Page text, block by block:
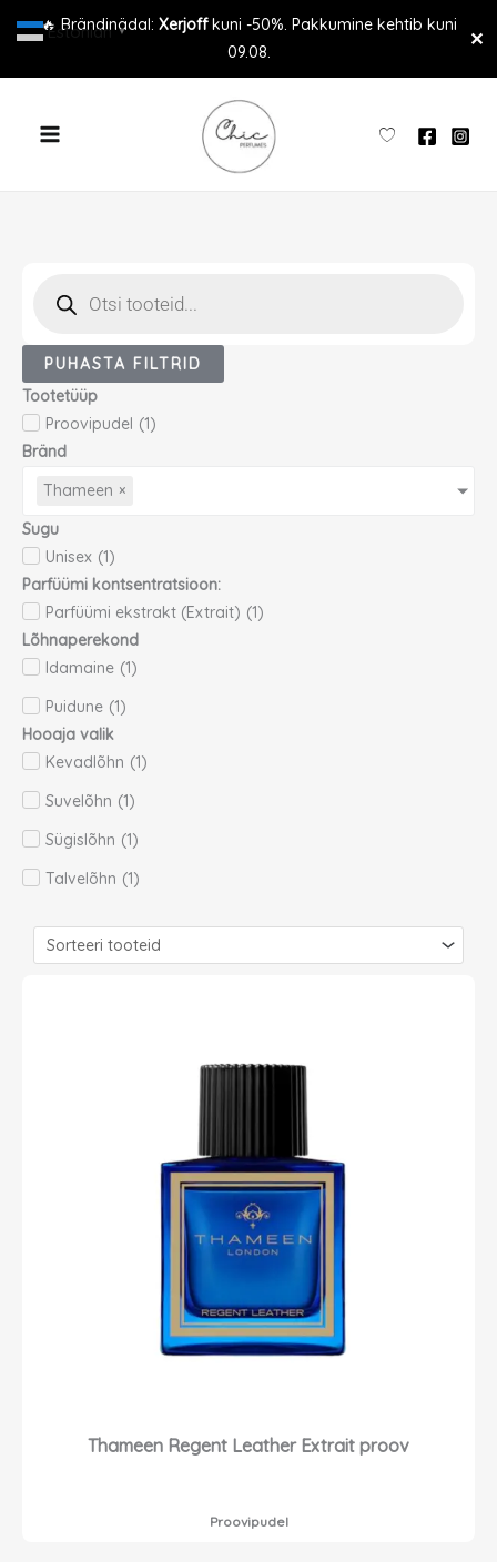
🔥 Brändinädal: Xerjoffkuni -50%. Pakkumine kehtib kuni
09.08.
✕
PUHASTA FILTRID
Tootetüüp
Proovipudel (1)
Bränd
Thameen ×
Sugu
Unisex (1)
Parfüümi kontsentratsioon:
Parfüümi ekstrakt (Extrait) (1)
Lõhnaperekond
Idamaine (1)
Puidune (1)
Hooaja valik
Kevadlõhn (1)
Suvelõhn (1)
Sügislõhn (1)
Talvelõhn (1)
Thameen Regent Leather Extrait proov
Proovipudel
Estonian ▼